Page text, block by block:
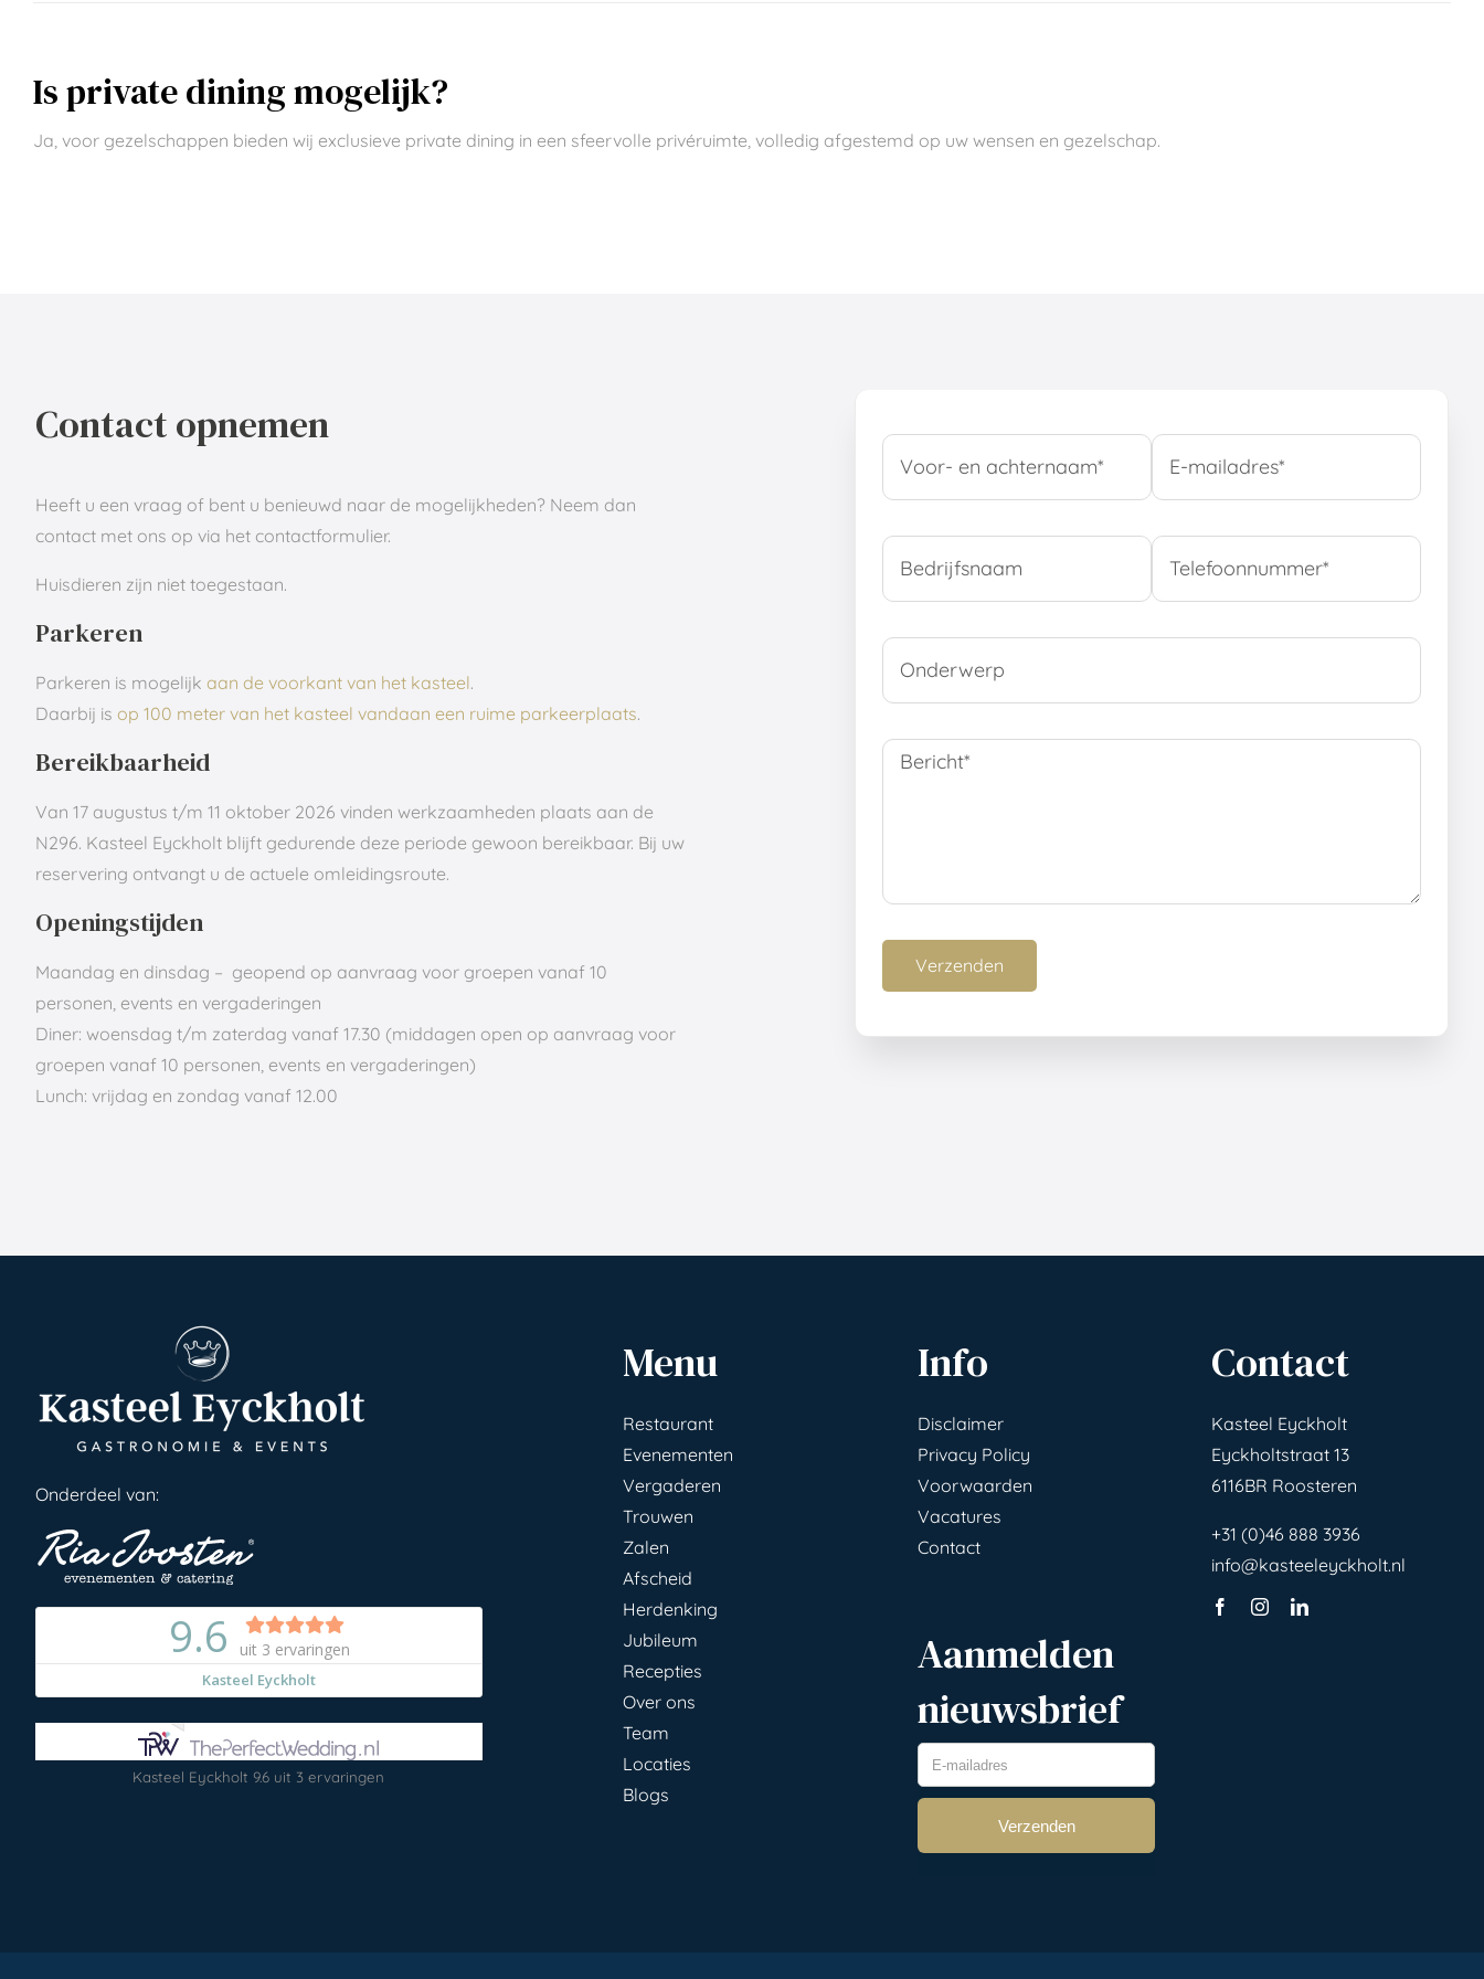
Is private dining mogelijk?
Ja, voor gezelschappen bieden wij exclusieve private dining in een sfeervolle privéruimte, volledig afgestemd op uw wensen en gezelschap.
Contact opnemen
Heeft u een vraag of bent u benieuwd naar de mogelijkheden? Neem dan
contact met ons op via het contactformulier.
Huisdieren zijn niet toegestaan.
Parkeren
Parkeren is mogelijk aan de voorkant van het kasteel.
Daarbij is op 100 meter van het kasteel vandaan een ruime parkeerplaats.
Bereikbaarheid
Van 17 augustus t/m 11 oktober 2026 vinden werkzaamheden plaats aan de
N296. Kasteel Eyckholt blijft gedurende deze periode gewoon bereikbaar. Bij uw
reservering ontvangt u de actuele omleidingsroute.
Openingstijden
Maandag en dinsdag – geopend op aanvraag voor groepen vanaf 10
personen, events en vergaderingen
Diner: woensdag t/m zaterdag vanaf 17.30 (middagen open op aanvraag voor
groepen vanaf 10 personen, events en vergaderingen)
Lunch: vrijdag en zondag vanaf 12.00
Onderdeel van:
Kasteel Eyckholt 9.6 uit 3 ervaringen
Menu
Restaurant
Evenementen
Vergaderen
Trouwen
Zalen
Afscheid
Herdenking
Jubileum
Recepties
Over ons
Team
Locaties
Blogs
Info
Disclaimer
Privacy Policy
Voorwaarden
Vacatures
Contact
Aanmelden
nieuwsbrief
Contact
Kasteel Eyckholt
Eyckholtstraat 13
6116BR Roosteren
+31 (0)46 888 3936
info@kasteeleyckholt.nl